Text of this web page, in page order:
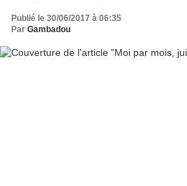
Publié le 30/06/2017 à 06:35
Par Gambadou